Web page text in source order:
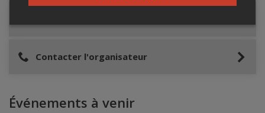
Contacter l'organisateur
Événements à venir